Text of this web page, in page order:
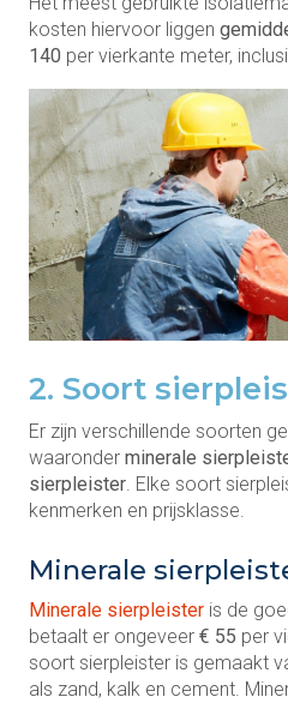
kosten hiervoor liggen
140 per vierkante meter,
2. Soort
Er zijn verschillende soorten
waaronder minerale
sierpleister. Elke soort
kenmerken en prijsklasse.
Minerale
Minerale sierpleister is de
betaalt er ongeveer € 55 per
soort sierpleister is gemaakt
als zand, kalk en cement.